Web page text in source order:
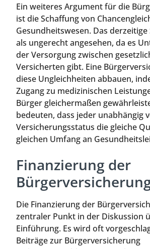
Ein weiteres Argument für die
ist die Schaffung von
Gesundheitswesen. Das
als ungerecht angesehen, da es
der Versorgung zwischen
Versicherten gibt. Eine
diese Ungleichheiten abbauen,
Zugang zu medizinischen
Bürger gleichermaßen
bedeuten, dass jeder unabhängig
Versicherungsstatus die gleiche
gleichen Umfang an
Finanzierung der
Die Finanzierung der
zentraler Punkt in der Diskussion
Einführung. Es wird oft
Beiträge zur Bürgerversicherung